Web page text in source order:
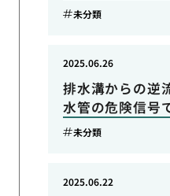
未分類
排水溝からの逆
水管の危険信号
2025.06.26
未分類
2025.06.22